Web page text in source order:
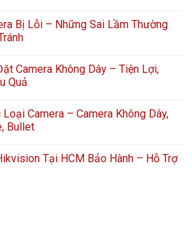
Bị Lỗi – Những Sai Lầm Thường
Camera Không Dây – Tiện Lợi,
Quả
Loại Camera – Camera Không Dây,
Bullet
Tại HCM Bảo Hành – Hỗ Trợ